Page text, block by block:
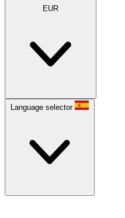
EUR
Language selector